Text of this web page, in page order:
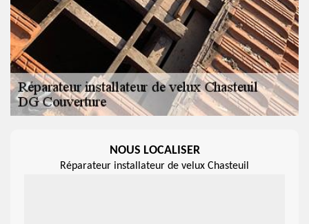
NOUS LOCALISER
Réparateur installateur de velux Chasteuil